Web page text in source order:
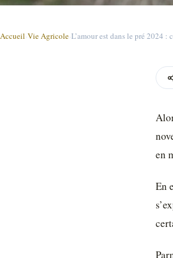
Accueil›Vie Agricole›L’amour est dans le pré 2024
en
En